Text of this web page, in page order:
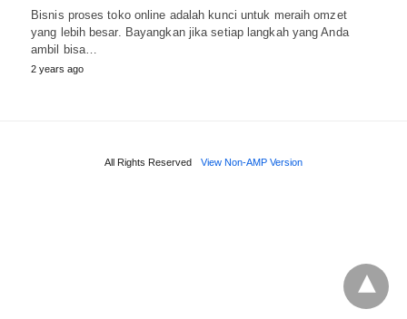
Bisnis proses toko online adalah kunci untuk meraih omzet
yang lebih besar. Bayangkan jika setiap langkah yang Anda
ambil bisa…
2 years ago
All Rights Reserved View Non-AMP Version